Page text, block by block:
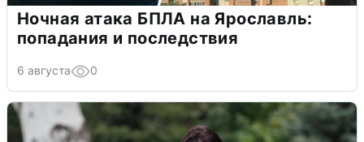
Ночная атака БПЛА на Ярославль:
попадания и последствия
6 августа 0